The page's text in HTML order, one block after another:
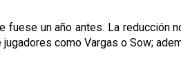
un año antes. La reducción
como Vargas o Sow;